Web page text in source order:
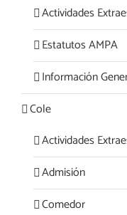
Actividades
Estatutos AMPA
Información
Cole
Actividades
Admisión
Comedor